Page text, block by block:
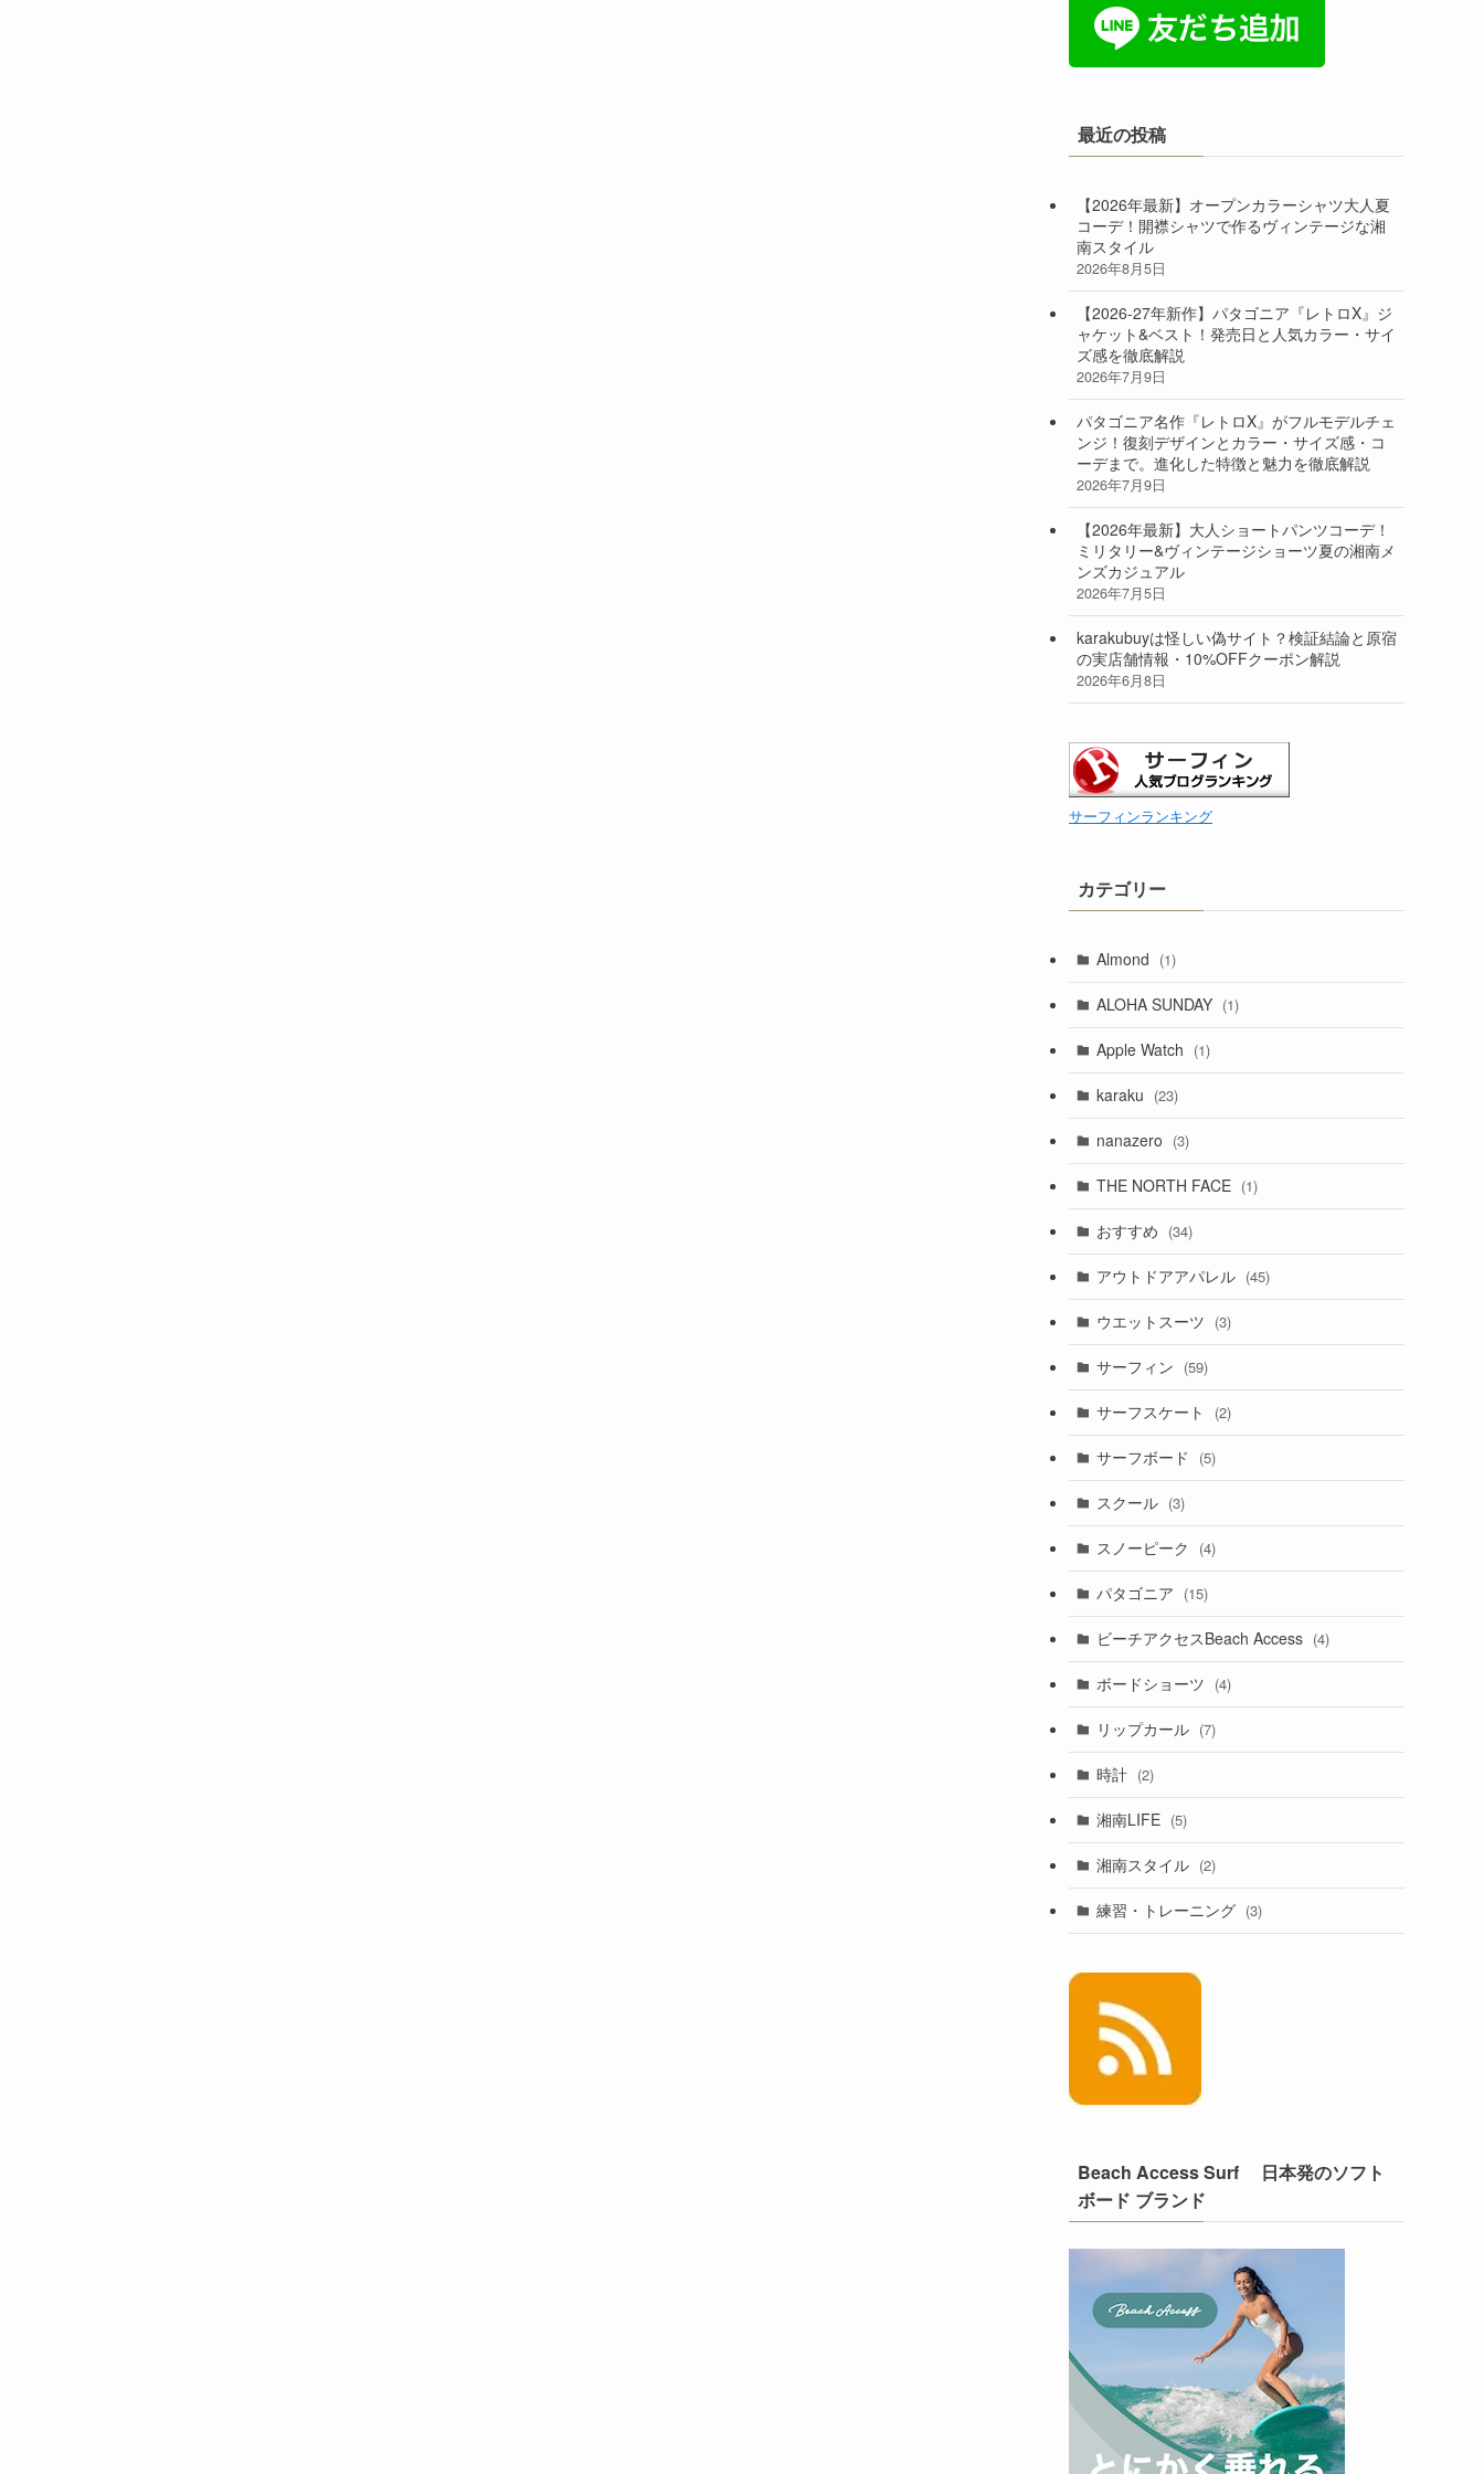
最近の投稿
【2026年最新】オープンカラーシャツ大人夏
コーデ！開襟シャツで作るヴィンテージな湘
南スタイル
2026年8月5日
【2026-27年新作】パタゴニア『レトロX』ジ
ャケット&ベスト！発売日と人気カラー・サイ
ズ感を徹底解説
2026年7月9日
パタゴニア名作『レトロX』がフルモデルチェ
ンジ！復刻デザインとカラー・サイズ感・コ
ーデまで。進化した特徴と魅力を徹底解説
2026年7月9日
【2026年最新】大人ショートパンツコーデ！
ミリタリー&ヴィンテージショーツ夏の湘南メ
ンズカジュアル
2026年7月5日
karakubuyは怪しい偽サイト？検証結論と原宿
の実店舗情報・10%OFFクーポン解説
2026年6月8日
サーフィンランキング
カテゴリー
Almond (1)
ALOHA SUNDAY (1)
Apple Watch (1)
karaku (23)
nanazero (3)
THE NORTH FACE (1)
おすすめ (34)
アウトドアアパレル (45)
ウエットスーツ (3)
サーフィン (59)
サーフスケート (2)
サーフボード (5)
スクール (3)
スノーピーク (4)
パタゴニア (15)
ビーチアクセスBeach Access (4)
ボードショーツ (4)
リップカール (7)
時計 (2)
湘南LIFE (5)
湘南スタイル (2)
練習・トレーニング (3)
Beach Access Surf 日本発のソフト
ボード ブランド